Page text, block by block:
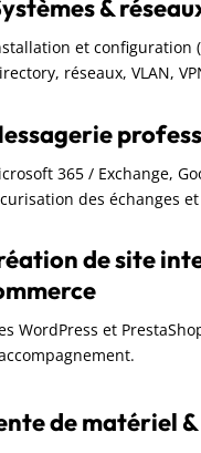
&
et configuration
réseaux, VLAN,
365 / Exchange,
des échanges
de site
WordPress et
de matériel